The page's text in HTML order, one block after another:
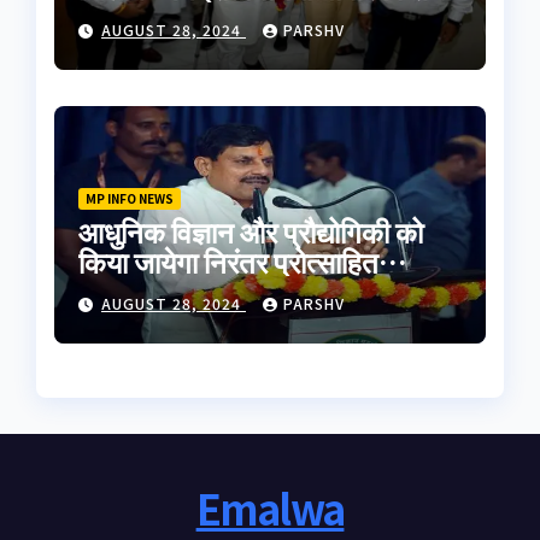
मुलाकात की
AUGUST 28, 2024 PARSHV
MP INFO NEWS
आधुनिक विज्ञान और प्रौद्योगिकी को
किया जायेगा निरंतर प्रोत्साहित
-मुख्यमंत्री डॉ. यादव
AUGUST 28, 2024 PARSHV
Emalwa